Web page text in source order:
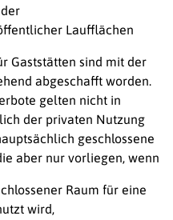
Laufflächen
Gaststätten sind mit der
abgeschafft worden.
gelten nicht in
der privaten Nutzung
geschlossene
aber nur vorliegen, wenn
Raum für eine
wird,